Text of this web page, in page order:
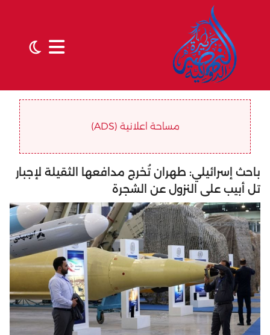
مساحة اعلانية (ADS)
باحث إسرائيلي: طهران تُخرج مدافعها الثقيلة لإجبار
تل أبيب على النزول عن الشجرة